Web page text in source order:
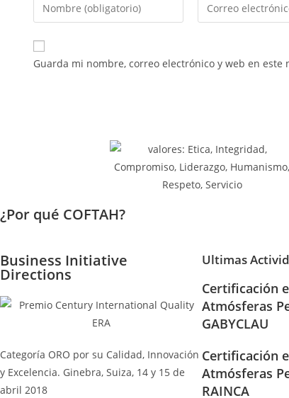
Guarda mi nombre, correo electrónico y web en
¿Por qué COFTAH?
Business Initiative
Directions
Categoría ORO por su Calidad, Innovación
y Excelencia. Ginebra, Suiza, 14 y 15 de
abril 2018
Ultimas
Certificación
Atmósferas
GABYCLAU
Certificación
Atmósferas
RAINCA